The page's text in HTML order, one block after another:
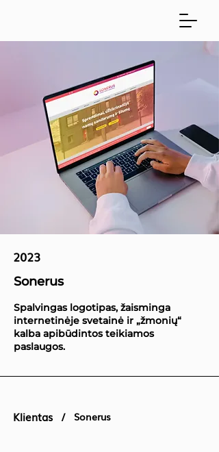
2023
Sonerus
Spalvingas logotipas, žaisminga
internetinėje svetainė ir „žmonių“
kalba apibūdintos teikiamos
paslaugos.
Klientas / Sonerus